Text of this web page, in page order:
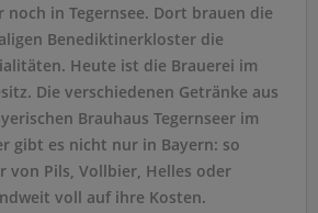
noch in Tegernsee. Dort brauen die
Benediktinerkloster die
Heute ist die Brauerei im
Die verschiedenen Getränke aus
Brauhaus Tegernseer im
gibt es nicht nur in Bayern: so
von Pils, Vollbier, Helles oder
voll auf ihre Kosten.